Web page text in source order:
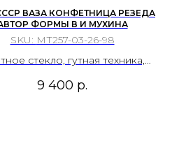
ВАЗА КОНФЕТНИЦА РЕЗЕДА
ФОРМЫ В И МУХИНА
SKU: МТ257-03-26-98
стекло, гутная техника,
9 400 р.